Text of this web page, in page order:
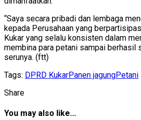
“Saya secara pribadi dan lembaga
kepada Perusahaan yang
Kukar yang selalu konsisten dalam
membina para petani sampai berhasil
serunya. (ftt)
Tags: DPRD KukarPanen jagungPetani
Share
You may also like...